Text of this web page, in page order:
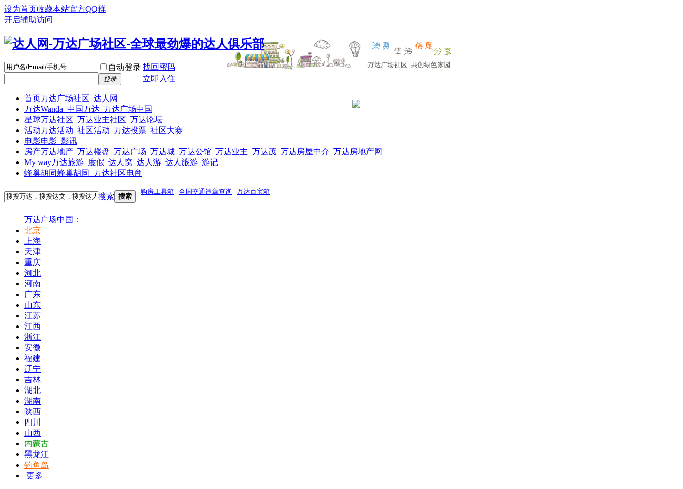
设为首页收藏本站官方QQ群
开启辅助访问
自动登录 找回密码
登录 立即入住
首页万达广场社区_达人网
万达Wanda_中国万达_万达广场中国
星球万达社区_万达业主社区_万达论坛
活动万达活动_社区活动_万达投票_社区大赛
电影电影_影讯
房产万达地产_万达楼盘_万达广场_万达城_万达公馆_万达业主_万达茂_万达房屋中介_万达房地产网
My way万达旅游_度假_达人窝_达人游_达人旅游_游记
蜂巢胡同蜂巢胡同_万达社区电商
搜索 搜索
购房工具箱 全国交通违章查询 万达百宝箱
万达广场中国：
北京
上海
天津
重庆
河北
河南
广东
山东
江苏
江西
浙江
安徽
福建
辽宁
吉林
湖北
湖南
陕西
四川
山西
内蒙古
黑龙江
钓鱼岛
更多